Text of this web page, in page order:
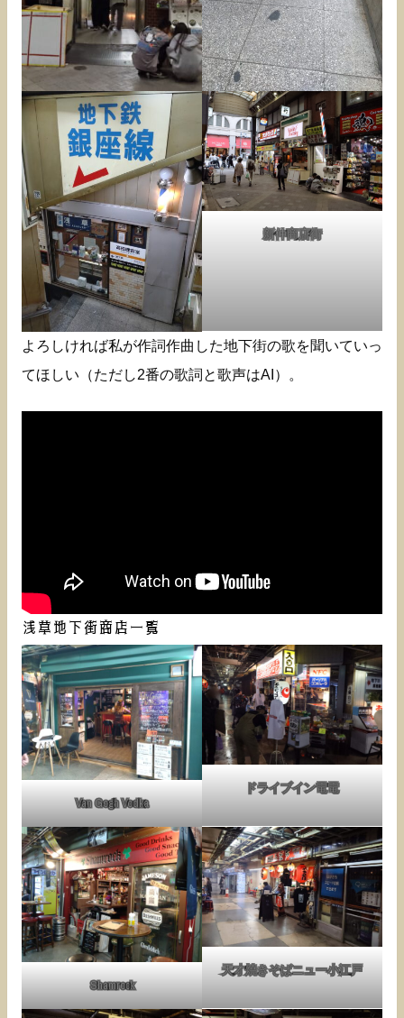
新仲商店街
よろしければ私が作詞作曲した地下街の歌を聞いていっ
てほしい（ただし2番の歌詞と歌声はAI）。
浅草地下街商店一覧
Van Gogh Vodka
ドライブイン電電
Shamrock
天才焼きそばニュー小江戸